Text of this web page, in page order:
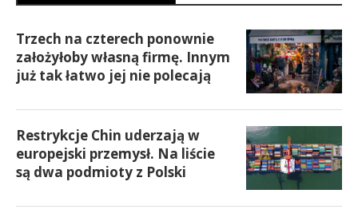
Trzech na czterech ponownie
założyłoby własną firmę. Innym
już tak łatwo jej nie polecają
Restrykcje Chin uderzają w
europejski przemysł. Na liście
są dwa podmioty z Polski